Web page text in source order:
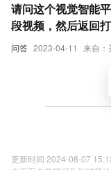
问答 2023-04-11 来自：
请问这个视觉智能
段视频，然后返回
更新时间 2024-08-07